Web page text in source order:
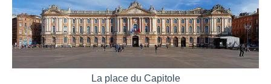
La place du Capitole